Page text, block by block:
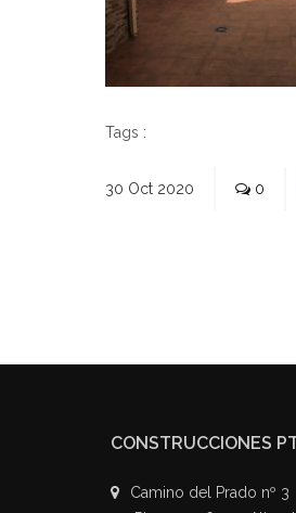
Tags :
30 Oct 2020 0
CONSTRUCCIONES
Camino del Prado nº 3